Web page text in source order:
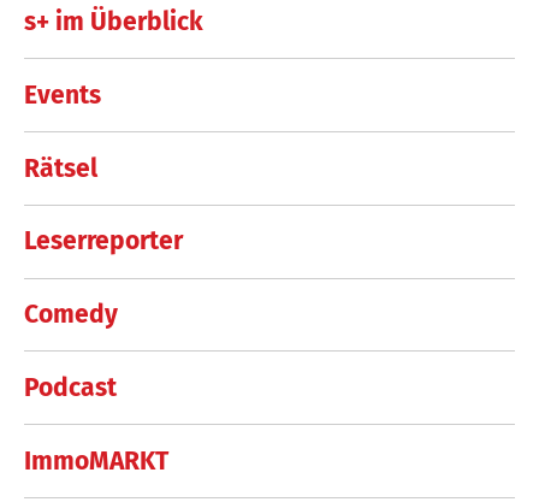
s+ im Überblick
Events
Rätsel
Leserreporter
Comedy
Podcast
ImmoMARKT